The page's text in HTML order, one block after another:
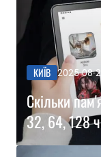
КИЇВ 2025-08-
Скільки
32, 64, 128